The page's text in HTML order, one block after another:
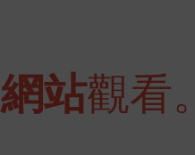
站觀看。